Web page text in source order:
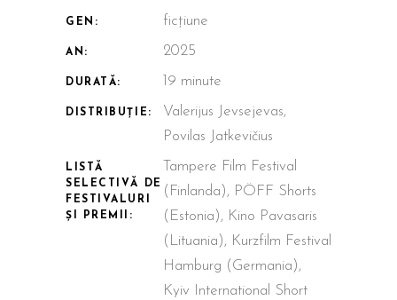
GEN: ficțiune
AN: 2025
DURATĂ: 19 minute
DISTRIBUȚIE:
Valerijus Jevsejevas,
Povilas Jatkevičius
LISTĂ
SELECTIVĂ DE
FESTIVALURI
ȘI PREMII:
Tampere Film Festival
(Finlanda), PÖFF Shorts
(Estonia), Kino Pavasaris
(Lituania), Kurzfilm Festival
Hamburg (Germania),
Kyiv International Short